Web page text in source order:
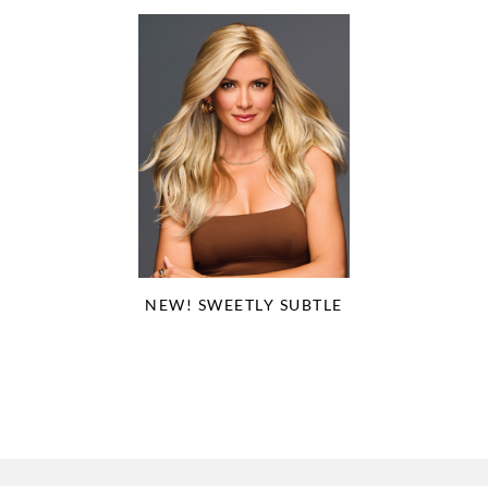
NEW! SWEETLY SUBTLE